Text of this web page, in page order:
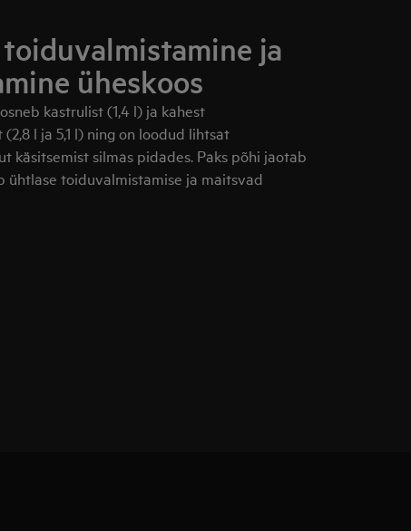
ja
üheskoos
kastrulist (1,4 l) ja kahest
l ja 5,1 l) ning on loodud lihtsat
käsitsemist silmas pidades. Paks põhi jaotab
ühtlase toiduvalmistamise ja maitsvad